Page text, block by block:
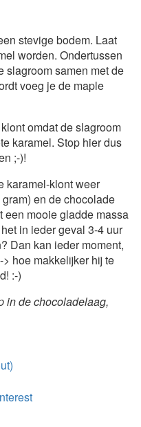
stevige bodem. Laat
worden. Ondertussen
slagroom samen met de
voeg je de maple
omdat de slagroom
karamel. Stop hier dus
;-)!
karamel-klont weer
en de chocolade
een mooie gladde massa
in ieder geval 3-4 uur
Dan kan ieder moment,
hoe makkelijker hij te
:-)
in de chocoladelaag,